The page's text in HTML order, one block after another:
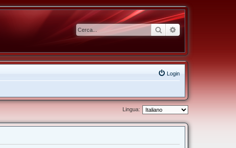
Cerca Ricerca avanzata
Login
Lingua: